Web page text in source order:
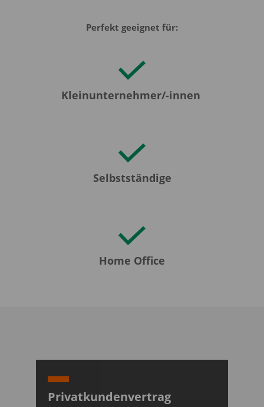
Perfekt geeignet für:
Kleinunternehmer/-innen
Selbstständige
Home Office
Privatkundenvertrag